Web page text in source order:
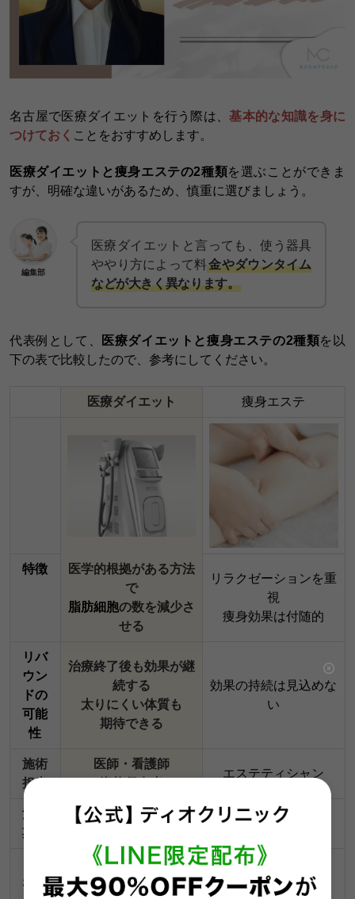
名古屋で医療ダイエットを行う際は、基本的な知識を身に
つけておく ことをおすすめします。
医療ダイエットと痩身エステの2種類を選ぶことができま
すが、明確な違いがあるため、慎重に選びましょう。
編集部
医療ダイエットと言っても、使う器具
ややり方によって料金やダウンタイム
などが大きく異なります。
代表例として、 医療ダイエットと痩身エステの2種類を以
下の表で比較したので、参考にしてください。
医療ダイエット 痩身エステ
特徴
医学的根拠がある方法
で
脂肪細胞の数を減少さ
せる
リラクゼーションを重
視
痩身効果は付随的
リバ
ウン
ドの
可能
性
治療終了後も効果が継
続する
太りにくい体質も
期待できる
効果の持続は見込めな
い
施術
担当
医師・看護師
エステティシャン
治療
期間
短い 長い
な方
確実に痩せたい方
リバウンドを防ぎたい
リラックスを重視し
痩身効果よりも